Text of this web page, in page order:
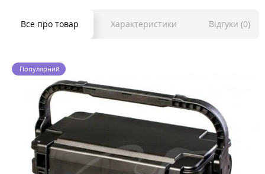
Все про товар Характеристики Відгуки (0)
Популярний